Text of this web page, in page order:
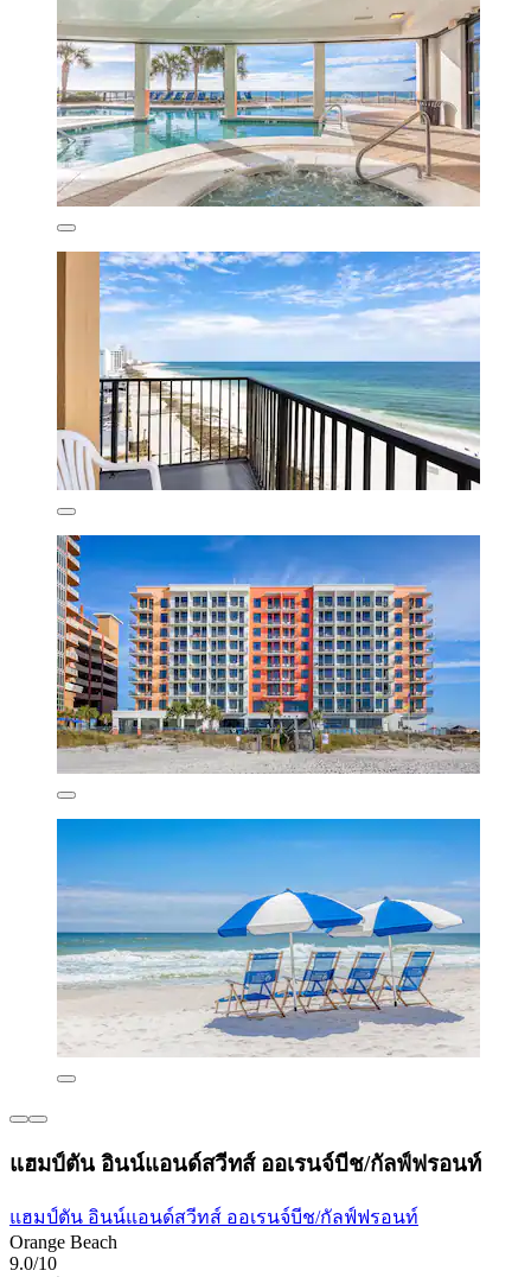
แฮมป์ตัน อินน์แอนด์สวีทส์ ออเรนจ์บีช/กัลฟ์ฟรอนท์
แฮมป์ตัน อินน์แอนด์สวีทส์ ออเรนจ์บีช/กัลฟ์ฟรอนท์
Orange Beach
9.0/10